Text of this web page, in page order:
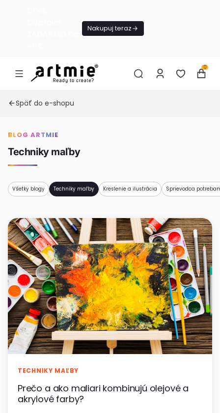
Nakupuj teraz
0
Späť do e-shopu
BLOG ARTMIE
Techniky maľby
Všetky blogy Techniky maľby Kreslenie a ilustrácia Sprievodca
TECHNIKY MAĽBY
Prečo a ako maliari kombinujú olejové a
akrylové farby?